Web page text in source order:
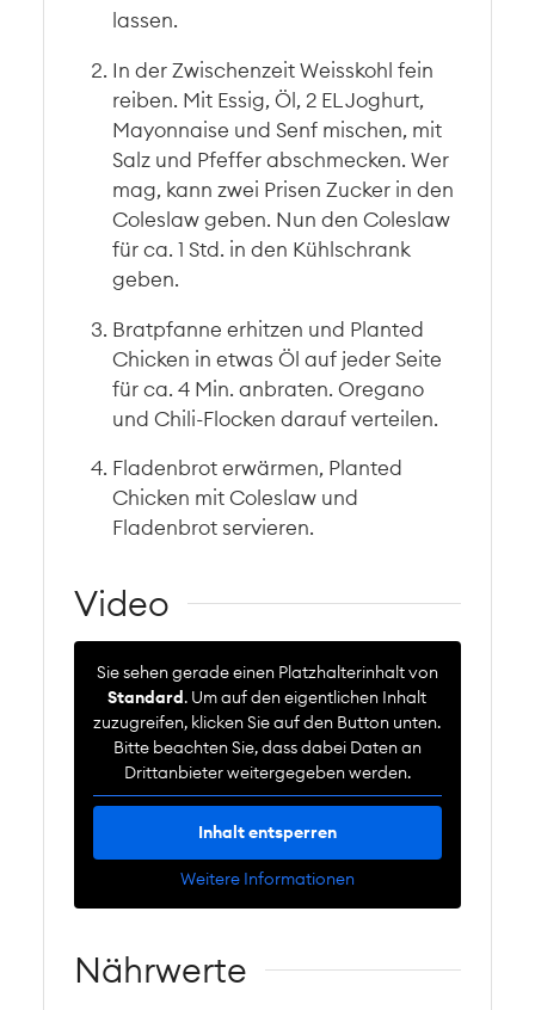
lassen.
In der Zwischenzeit Weisskohl fein
reiben. Mit Essig, Öl, 2 EL Joghurt,
Mayonnaise und Senf mischen, mit
Salz und Pfeffer abschmecken. Wer
mag, kann zwei Prisen Zucker in den
Coleslaw geben. Nun den Coleslaw
für ca. 1 Std. in den Kühlschrank
geben.
Bratpfanne erhitzen und Planted
Chicken in etwas Öl auf jeder Seite
für ca. 4 Min. anbraten. Oregano
und Chili-Flocken darauf verteilen.
Fladenbrot erwärmen, Planted
Chicken mit Coleslaw und
Fladenbrot servieren.
Video
Sie sehen gerade einen Platzhalterinhalt von
Standard . Um auf den eigentlichen Inhalt
zuzugreifen, klicken Sie auf den Button unten.
Bitte beachten Sie, dass dabei Daten an
Drittanbieter weitergegeben werden.
Inhalt entsperren
Weitere Informationen
Nährwerte